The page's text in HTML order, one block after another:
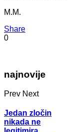
M.M.
Share
0
najnovije
Prev Next
Jedan zločin
nikada ne